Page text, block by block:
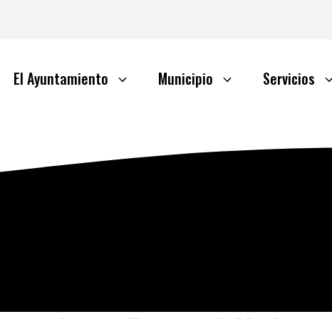
El Ayuntamiento Municipio Servicios